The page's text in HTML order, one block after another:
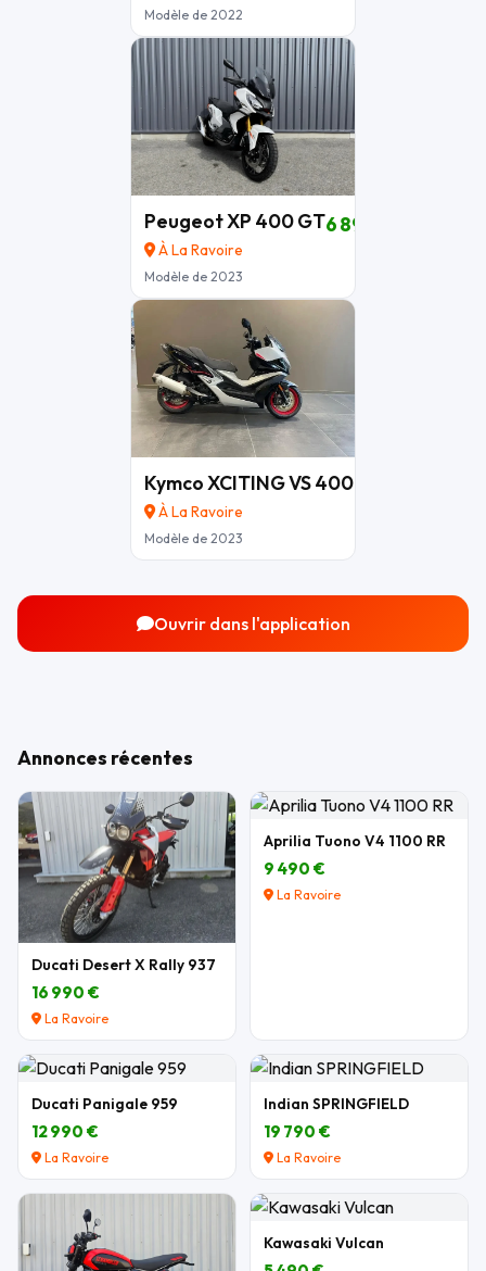
Modèle de 2022
Peugeot XP 400 GT
À La Ravoire
Modèle de 2023
6 890 €
Kymco XCITING VS 400 SE
À La Ravoire
Modèle de 2023
Ouvrir dans l'application
Annonces récentes
Ducati Desert X Rally 937
16 990 €
La Ravoire
Aprilia Tuono V4 1100 RR
9 490 €
La Ravoire
Ducati Panigale 959
12 990 €
La Ravoire
Indian SPRINGFIELD
19 790 €
La Ravoire
Kawasaki Vulcan